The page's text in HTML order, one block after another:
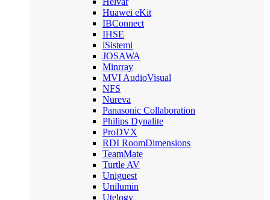
Huawei eKit
IBConnect
IHSE
iSistemi
JOSAWA
Minrray
MVI AudioVisual
NFS
Nureva
Panasonic Collaboration
Philips Dynalite
ProDVX
RDI RoomDimensions
TeamMate
Turtle AV
Uniguest
Unilumin
Utelogy